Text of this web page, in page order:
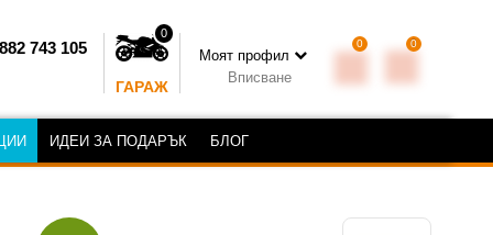
743 105
0
ГАРАЖ
Моят профил
Вписване
0 0
ИДЕИ ЗА ПОДАРЪК БЛОГ